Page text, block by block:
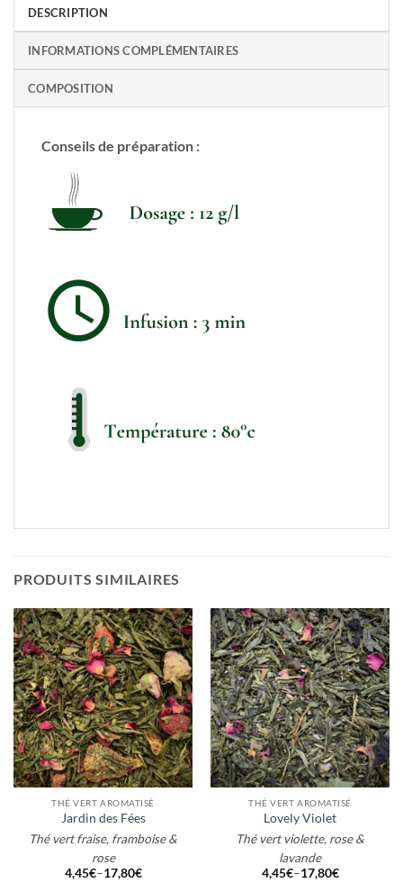
DESCRIPTION
INFORMATIONS COMPLÉMENTAIRES
COMPOSITION
Conseils de préparation :
PRODUITS SIMILAIRES
THÉ VERT AROMATISÉ
Jardin des Fées
Thé vert fraise, framboise &
rose
4,45€–17,80€
THÉ VERT AROMATISÉ
Lovely Violet
Thé vert violette, rose &
lavande
4,45€–17,80€